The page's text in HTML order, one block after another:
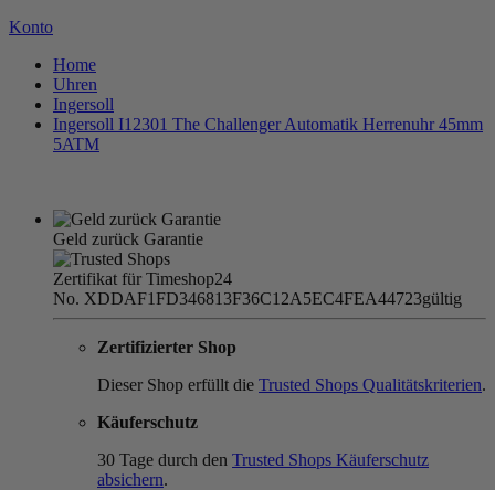
Konto
Home
Uhren
Ingersoll
Ingersoll I12301 The Challenger Automatik Herrenuhr 45mm
5ATM
Geld zurück Garantie
Zertifikat für Timeshop24
No. XDDAF1FD346813F36C12A5EC4FEA44723gültig
Zertifizierter Shop
Dieser Shop erfüllt die Trusted Shops Qualitätskriterien.
Käuferschutz
30 Tage durch den Trusted Shops Käuferschutz
absichern.